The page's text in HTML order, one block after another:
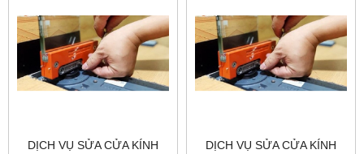
DỊCH VỤ SỬA CỬA KÍNH
DỊCH VỤ SỬA CỬA KÍNH